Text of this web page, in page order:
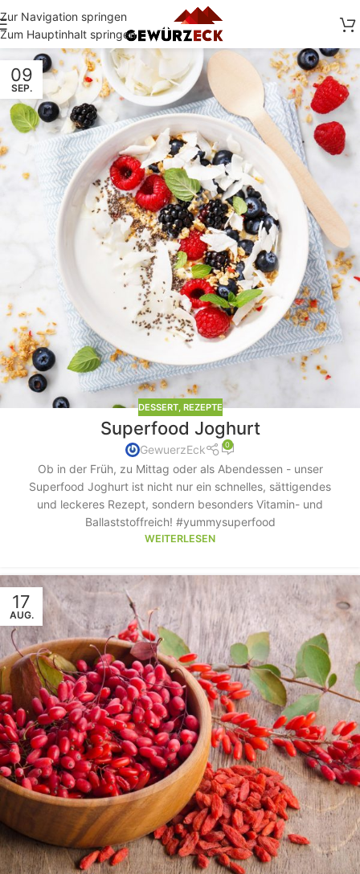
Zur Navigation springen
Zum Hauptinhalt springen
09
SEP.
DESSERT, REZEPTE
Superfood Joghurt
GewuerzEck 0
Ob in der Früh, zu Mittag oder als Abendessen - unser
Superfood Joghurt ist nicht nur ein schnelles, sättigendes
und leckeres Rezept, sondern besonders Vitamin- und
Ballaststoffreich! #yummysuperfood
WEITERLESEN
17
AUG.